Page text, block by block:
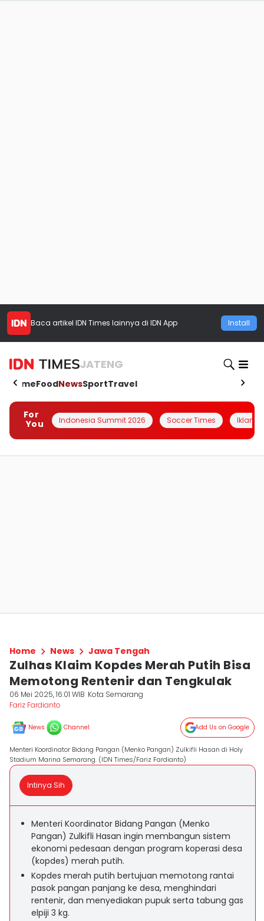
Baca artikel IDN Times lainnya di IDN App Install
JATENG
HomeFoodNewsSportTravel
For
You
Indonesia Summit 2026 Soccer Times Iklanin
Home News Jawa Tengah
Zulhas Klaim Kopdes Merah Putih Bisa
Memotong Rentenir dan Tengkulak
06 Mei 2025, 16:01 WIB Kota Semarang
Fariz Fardianto
News Channel Add Us on Google
Menteri Koordinator Bidang Pangan (Menko Pangan) Zulkifli Hasan di Holy
Stadium Marina Semarang. (IDN Times/Fariz Fardianto)
Intinya Sih
Menteri Koordinator Bidang Pangan (Menko
Pangan) Zulkifli Hasan ingin membangun sistem
ekonomi pedesaan dengan program koperasi desa
(kopdes) merah putih.
Kopdes merah putih bertujuan memotong rantai
pasok pangan panjang ke desa, menghindari
rentenir, dan menyediakan pupuk serta tabung gas
elpiji 3 kg.